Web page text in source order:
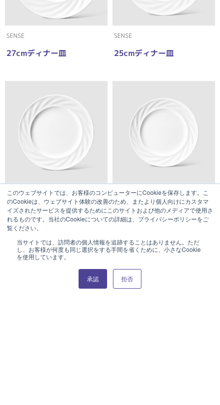
このウェブサイトでは、お客様のコンピューターにCookieを保存します。こ
のCookieは、ウェブサイト体験の改善のため、またより個人向けにカスタマ
イズされたサービスを提供するためにこのサイトおよび他のメディアで使用さ
れるものです。当社のCookieについての詳細は、プライバシーポリシーをご
覧ください。
当サイトでは、訪問者の個人情報を追跡することはありません。ただ
し、お客様が何度も同じ選択をする手間を省くために、小さなCookie
を使用しています。
承認 拒否
オンラインカタログはこちら
SENSE
27cmディナー皿
SENSE
25cmディナー皿
SENSE
23cmミート皿
SENSE
21cmデザート皿